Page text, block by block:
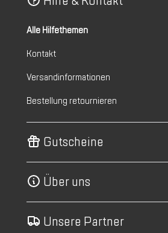
Alle Hilfethemen
Kontakt
Versandinformationen
Bestellung retournieren
Gutscheine
Über uns
Unsere Partner